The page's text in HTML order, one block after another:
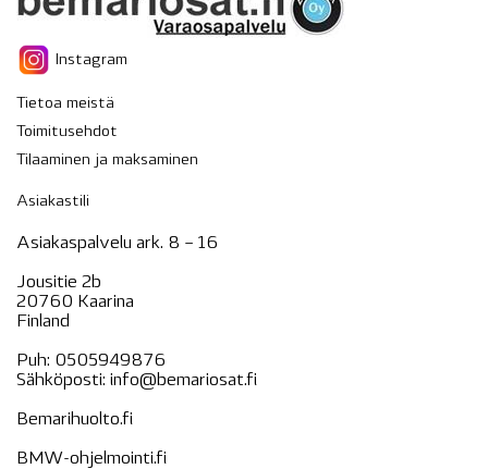
Instagram
Tietoa meistä
Toimitusehdot
Tilaaminen ja maksaminen
Asiakastili
Asiakaspalvelu ark. 8 – 16
Jousitie 2b
20760 Kaarina
Finland
Puh: 0505949876
Sähköposti: info@bemariosat.fi
Bemarihuolto.fi
BMW-ohjelmointi.fi